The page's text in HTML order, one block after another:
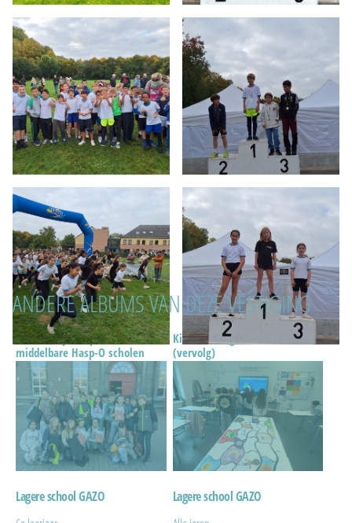
ANDERE ALBUMS VAN DEZE VESTIGING
Zesde leerjaar op bezoek in de
middelbare Hasp-O scholen
Lagere school GAZO
KiVa-doe-dag 22 oktober 2025
(vervolg)
Lagere school GAZO